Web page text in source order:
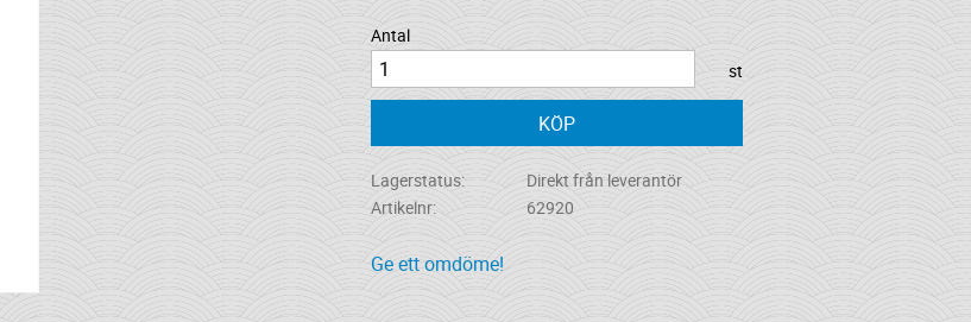
Antal
st
KÖP
Lagerstatus
Direkt från leverantör
Artikelnr
62920
Ge ett omdöme!